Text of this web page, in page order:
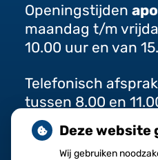
Openingstijden
maandag t/m
10.00 uur en van
Telefonisch
tussen 8.00 en
Deze
Wij gebruiken